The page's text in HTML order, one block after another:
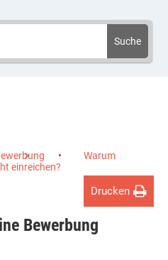
Suche
Warum
einreichen?
Drucken
Bewerbung